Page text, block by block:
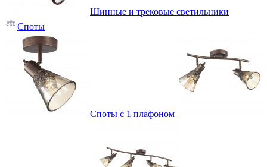
Шинные и трековые светильники
Споты
Споты с 1 плафоном